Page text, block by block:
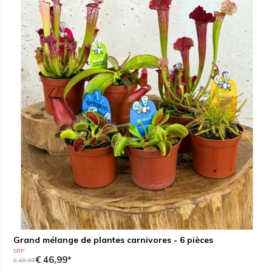
Grand mélange de plantes carnivores - 6 pièces
SRP
€ 49,99€ 46,99*